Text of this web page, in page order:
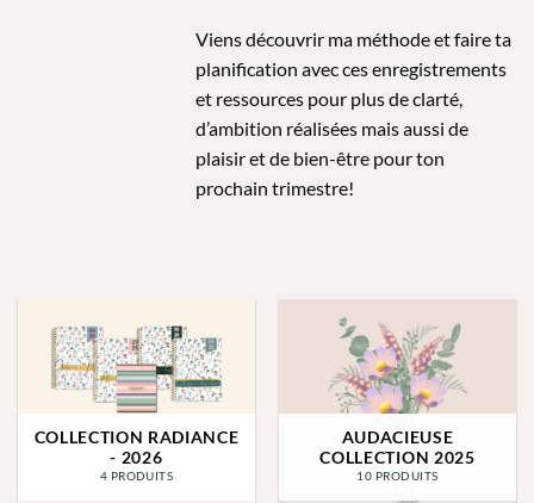
Viens découvrir ma méthode et faire ta
planification avec ces enregistrements
et ressources pour plus de clarté,
d’ambition réalisées mais aussi de
plaisir et de bien-être pour ton
prochain trimestre!
COLLECTION RADIANCE
- 2026
4 PRODUITS
AUDACIEUSE
COLLECTION 2025
10 PRODUITS